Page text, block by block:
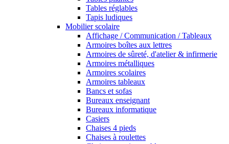
Tables réglables
Tapis ludiques
Mobilier scolaire
Affichage / Communication / Tableaux
Armoires boîtes aux lettres
Armoires de sûreté, d'atelier & infirmerie
Armoires métalliques
Armoires scolaires
Armoires tableaux
Bancs et sofas
Bureaux enseignant
Bureaux informatique
Casiers
Chaises 4 pieds
Chaises à roulettes